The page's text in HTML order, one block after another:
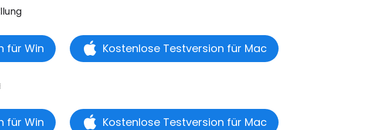
für Win Kostenlose Testversion für Mac
für Win Kostenlose Testversion für Mac